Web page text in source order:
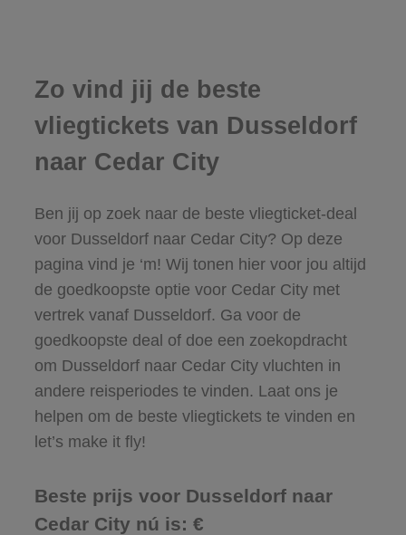
Zo vind jij de beste
vliegtickets van Dusseldorf
naar Cedar City
Ben jij op zoek naar de beste vliegticket-deal
voor Dusseldorf naar Cedar City? Op deze
pagina vind je ‘m! Wij tonen hier voor jou altijd
de goedkoopste optie voor Cedar City met
vertrek vanaf Dusseldorf. Ga voor de
goedkoopste deal of doe een zoekopdracht
om Dusseldorf naar Cedar City vluchten in
andere reisperiodes te vinden. Laat ons je
helpen om de beste vliegtickets te vinden en
let’s make it fly!
Beste prijs voor Dusseldorf naar
Cedar City nú is: €